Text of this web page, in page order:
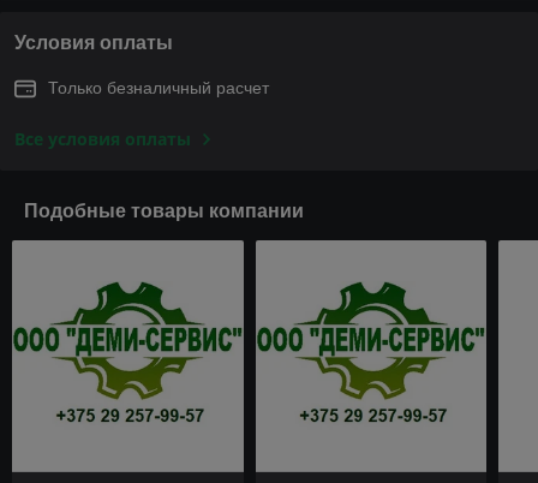
Условия оплаты
Только безналичный расчет
Все условия оплаты
Подобные товары компании